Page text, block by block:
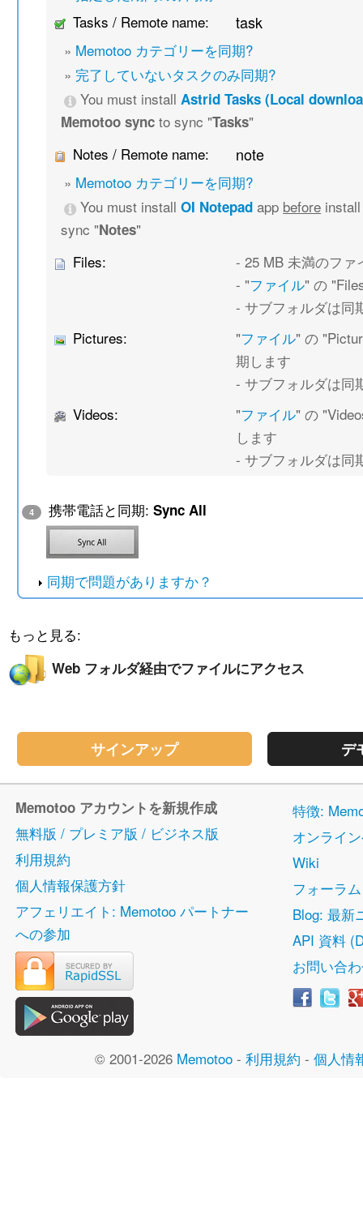
Tasks / Remote name:
task
» Memotoo カテゴリーを同期?
» 完了していないタスクのみ同期?
You must installAstrid Tasks (Local
Memotoo sync to sync "Tasks"
Notes / Remote name:
note
» Memotoo カテゴリーを同期?
You must installOI Notepad app before
sync "Notes"
Files:
- 25 MB 未満のファ
- "ファイル" の
- サブフォルダは同
Pictures:
"ファイル" の
期します
- サブフォルダは同
Videos:
"ファイル" の
します
- サブフォルダは同
4 携帯電話と同期:Sync All
同期で問題がありますか？
もっと見る:
Web フォルダ経由でファイルにアクセス
サインアップ デ
Memotoo アカウントを新規作成
無料版 / プレミア版 / ビジネス版
利用規約
個人情報保護方針
アフェリエイト: Memotoo パートナー
への参加
特徴:
オンライ
Wiki
フォーラム
Blog: 最新
API 資料
お問い合
© 2001-2026 Memotoo - 利用規約 - 個人情